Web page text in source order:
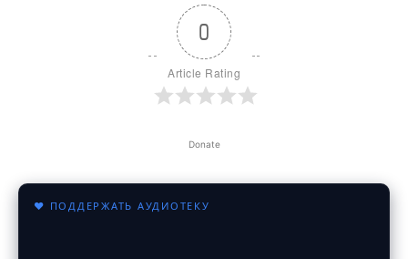
0
Article Rating
Donate
♥ ПОДДЕРЖАТЬ АУДИОТЕКУ